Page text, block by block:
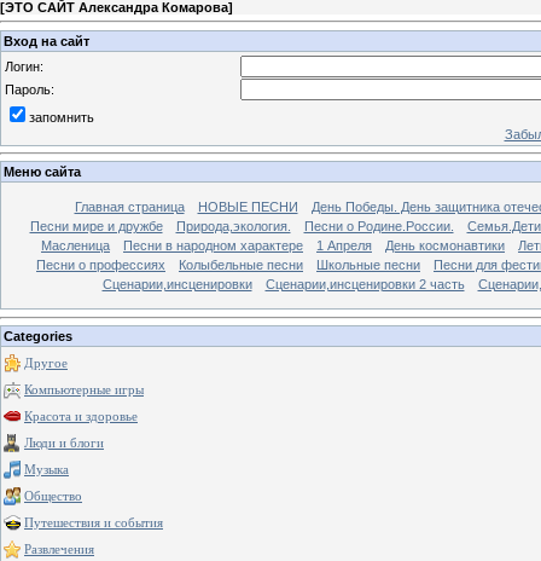
[ЭТО САЙТ Александра Комарова]
Вход на сайт
Логин:
Пароль:
запомнить
Меню сайта
Главная страница НОВЫЕ ПЕСНИ
День Победы. День защитника
Песни мире и дружбе
Природа,экология. Песни о Родине.России.
Масленица
Песни в народном характере 1 Апреля День космонавтики
Песни о профессиях
Колыбельные песни Школьные песни
Песни для
Сценарии,инсценировки
Сценарии,инсценировки 2 часть
Categories
Другое
Компьютерные игры
Красота и здоровье
Люди и блоги
Музыка
Общество
Путешествия и события
Развлечения